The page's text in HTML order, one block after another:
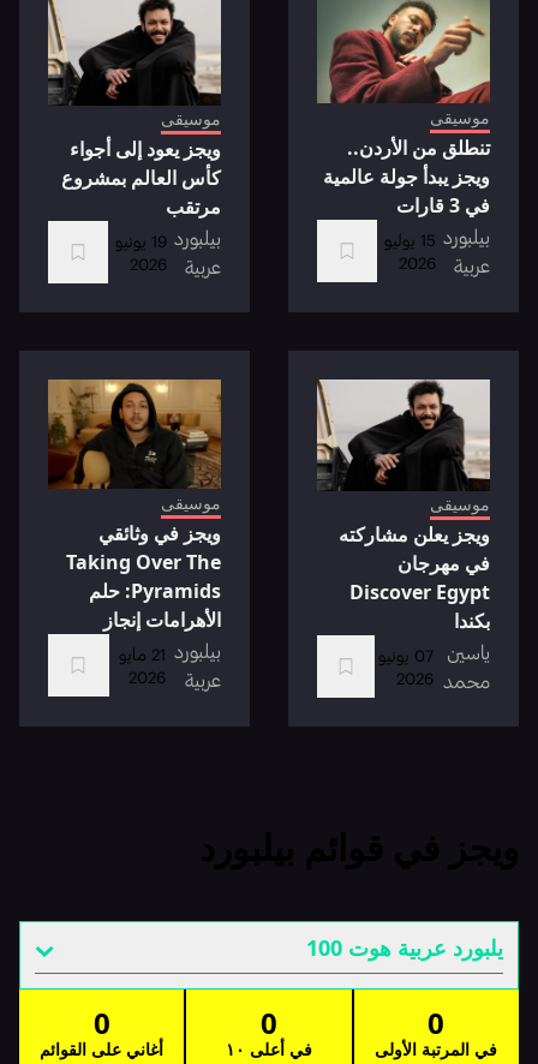
موسيقى
تنطلق من الأردن..
ويجز يبدأ جولة عالمية
في 3 قارات
بيلبورد
عربية
15 يوليو
2026
موسيقى
ويجز يعود إلى أجواء
كأس العالم بمشروع
مرتقب
بيلبورد
عربية
19 يونيو
2026
موسيقى
ويجز يعلن مشاركته
في مهرجان
Discover Egypt
بكندا
ياسين
محمد
07 يونيو
2026
موسيقى
ويجز في وثائقي
Taking Over The
Pyramids: حلم
الأهرامات إنجاز
بيلبورد
عربية
21 مايو
2026
يلبورد عربية هوت 100
0
في المرتبة الأولى
0
في أعلى ١٠
0
أغاني على القوائم